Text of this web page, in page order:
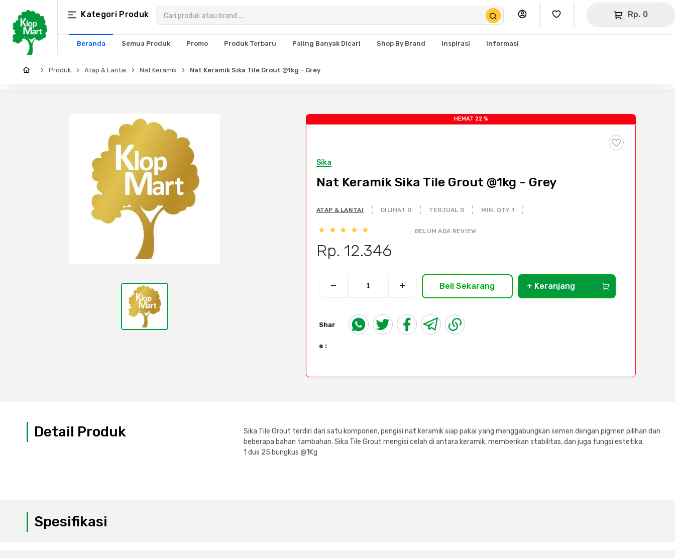
Kategori Produk Rp. 0
Beranda Semua Produk Promo Produk Terbaru Paling Banyak Dicari Shop By Brand Inspirasi Informasi
Kategori
Produk
Arsitektur
Produk Atap & Lantai Nat Keramik Nat Keramik Sika Tile Grout @1kg - Grey
HEMAT 22 %
Sika
Nat Keramik Sika Tile Grout @1kg - Grey
ATAP & LANTAI DILIHAT 0 TERJUAL 0 MIN. QTY 1
BELUM ADA REVIEW
Rp. 12.346
Beli Sekarang + Keranjang
Shar
e :
Detail Produk
Sika Tile Grout terdiri dari satu komponen, pengisi nat keramik siap pakai yang menggabungkan semen dengan pigmen pilihan dan
beberapa bahan tambahan. Sika Tile Grout mengisi celah di antara keramik, memberikan stabilitas, dan juga fungsi estetika.
1 dus 25 bungkus @1Kg
Spesifikasi